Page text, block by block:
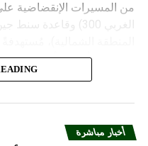
من المسيرات الإنقضاضية على
الغربي 300) وقاعدة
وجنودها وأصابت أهدافها
أخبار مباشرة